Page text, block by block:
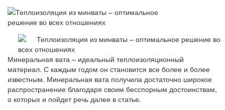
Минеральная вата – идеальный теплоизоляционный
материал. С каждым годом он становится все более и более
известным. Минеральная вата получила достаточно широкое
распространение благодаря своим бесспорным достоинствам,
о которых и пойдет речь далее в статье.